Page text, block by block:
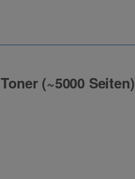
(~5000 Seiten)